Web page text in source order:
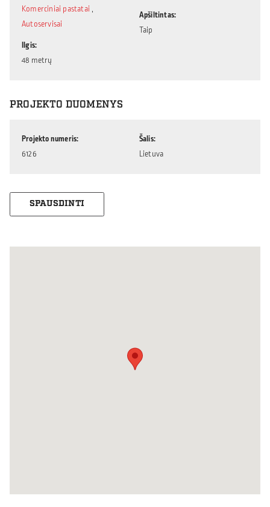
Komerciniai pastatai ,
Autoservisai
Ilgis
48 metrų
Apšiltintas
Taip
PROJEKTO DUOMENYS
Projekto numeris
6126
Šalis
Lietuva
SPAUSDINTI